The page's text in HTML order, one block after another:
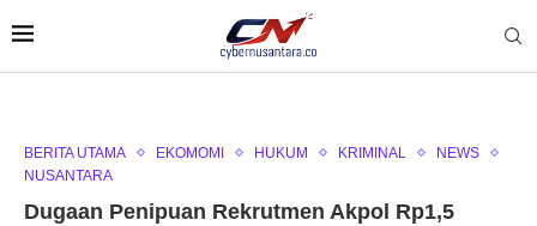
BERITA UTAMA EKOMOMI HUKUM KRIMINAL
NEWS
NUSANTARA
Dugaan Penipuan Rekrutmen Akpol Rp1,5